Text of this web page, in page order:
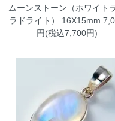
ムーンストーン（ホワイト
ラドライト）
16X15mm
円(税込7,700円)